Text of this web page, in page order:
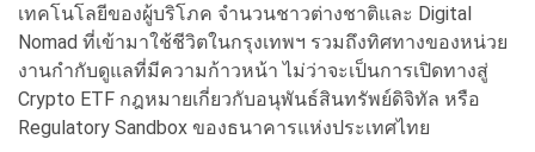
เทคโนโลยีของผู้บริโภค จำนวนชาวต่างชาติและ Digital
Nomad ที่เข้ามาใช้ชีวิตในกรุงเทพฯ รวมถึงทิศทางของหน่วย
งานกำกับดูแลที่มีความก้าวหน้า ไม่ว่าจะเป็นการเปิดทางสู่
Crypto ETF กฎหมายเกี่ยวกับอนุพันธ์สินทรัพย์ดิจิทัล หรือ
Regulatory Sandbox ของธนาคารแห่งประเทศไทย